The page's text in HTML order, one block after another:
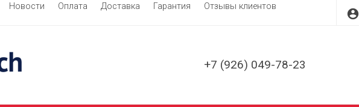
Новости Оплата Доставка Гарантия
Отзывы клиентов
account_circle
+7 (926) 049-78-23